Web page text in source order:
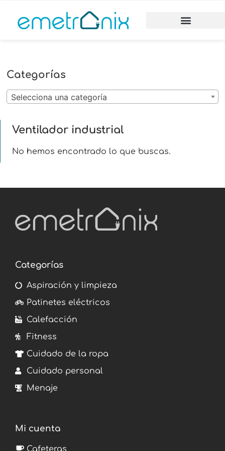
Categorías
Selecciona una categoría
Ventilador industrial
No hemos encontrado lo que buscas.
Categorías
Aspiración y limpieza
Patinetes eléctricos
Calefacción
Fitness
Cuidado de la ropa
Cuidado personal
Menaje
Mi cuenta
Cafeteras